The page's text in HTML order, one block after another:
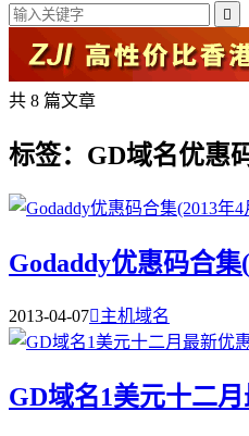

共 8 篇文章
标签：GD域名优惠
Godaddy优惠码合集
2013-04-07主机域名
GD域名1美元十二